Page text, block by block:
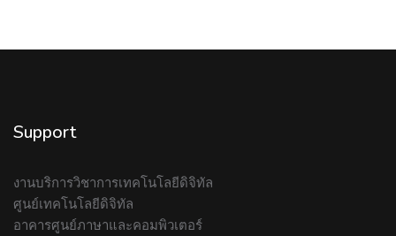
Support
งานบริการวิชาการเทคโนโลยีดิจิทัล
ศูนย์เทคโนโลยีดิจิทัล
อาคารศูนย์ภาษาและคอมพิวเตอร์